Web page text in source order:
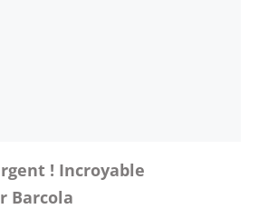
! Incroyable
Barcola